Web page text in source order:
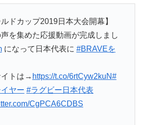
ドカップ2019日本大会開幕】
を集めた応援動画が完成しまし
になって日本代表に #BRAVEを
イトは→ https://t.co/6rtCyw2kuN#
ヤー #ラグビー日本代表
CgPCA6CDBS